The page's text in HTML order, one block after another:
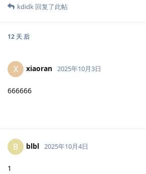
kdidk 回复了此帖
12 天 后
X xiaoran 2025年10月3日
666666
B blbl 2025年10月4日
1